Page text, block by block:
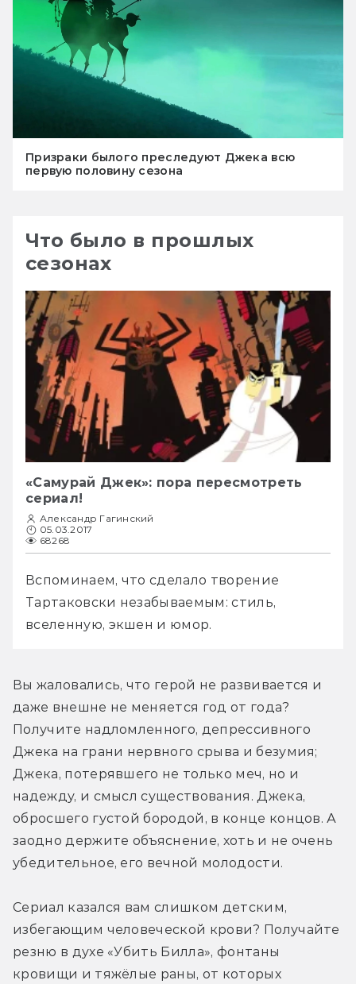
Призраки былого преследуют Джека всю
первую половину сезона
Что было в прошлых
сезонах
«Самурай Джек»: пора пересмотреть
сериал!
Александр Гагинский
05.03.2017
68268
Вспоминаем, что сделало творение
Тартаковски незабываемым: стиль,
вселенную, экшен и юмор.
Вы жаловались, что герой не развивается и
даже внешне не меняется год от года?
Получите надломленного, депрессивного
Джека на грани нервного срыва и безумия;
Джека, потерявшего не только меч, но и
надежду, и смысл существования. Джека,
обросшего густой бородой, в конце концов. А
заодно держите объяснение, хоть и не очень
убедительное, его вечной молодости.
Сериал казался вам слишком детским,
избегающим человеческой крови? Получайте
резню в духе «Убить Билла», фонтаны
кровищи и тяжёлые раны, от которых